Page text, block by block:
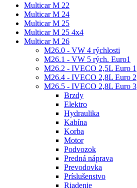
Multicar M 22
Multicar M 24
Multicar M 25
Multicar M 25 4x4
Multicar M 26
M26.0 - VW 4 rýchlosti
M26.1 - VW 5 rých. Euro1
M26.2 - IVECO 2,5L Euro 1
M26.4 - IVECO 2,8L Euro 2
M26.5 - IVECO 2,8L Euro 3
Brzdy
Elektro
Hydraulika
Kabína
Korba
Motor
Podvozok
Predná náprava
Prevodovka
Príslušenstvo
Riadenie